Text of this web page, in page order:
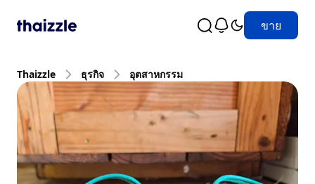
ขาย
Thaizzle ธุรกิจ อุตสาหกรรม